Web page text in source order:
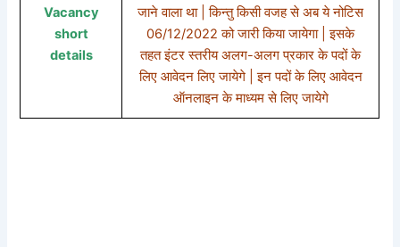
Vacancy
short
details
जाने वाला था | किन्तु किसी वजह से अब ये नोटिस
06/12/2022 को जारी किया जायेगा | इसके
तहत इंटर स्तरीय अलग-अलग प्रकार के पदों के
लिए आवेदन लिए जायेगे | इन पदों के लिए आवेदन
ऑनलाइन के माध्यम से लिए जायेगे